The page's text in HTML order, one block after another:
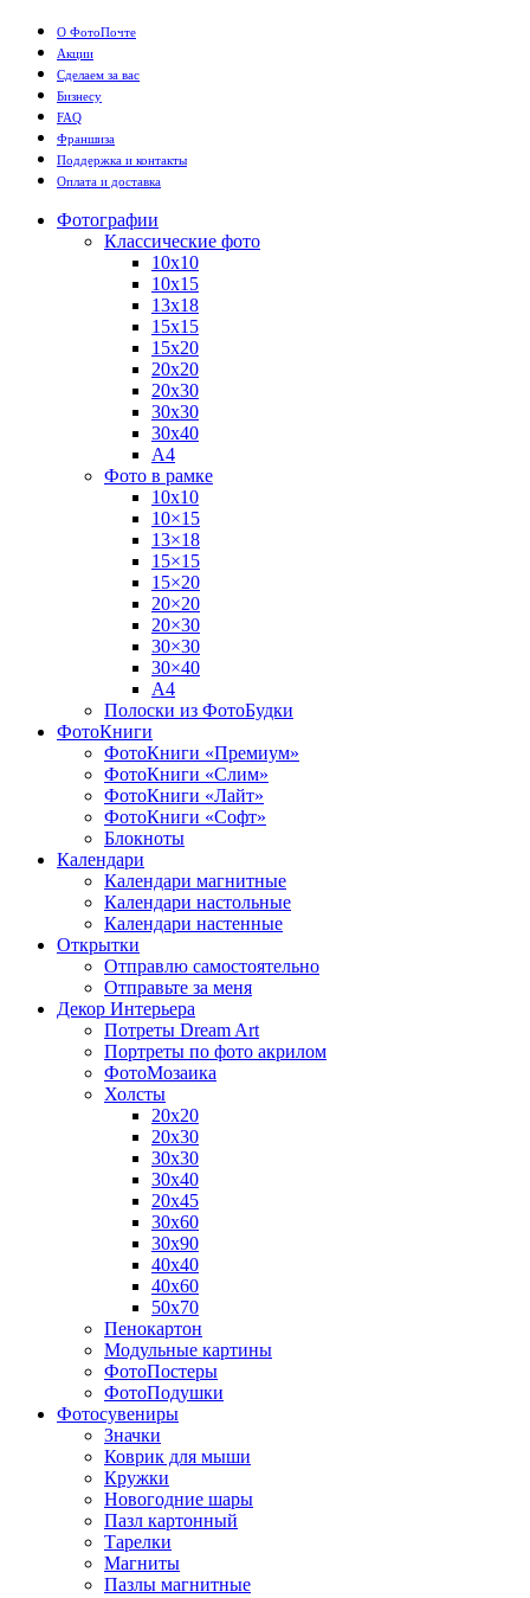
О ФотоПочте
Акции
Сделаем за вас
Бизнесу
FAQ
Франшиза
Поддержка и контакты
Оплата и доставка
Фотографии
Классические фото
10х10
10х15
13х18
15х15
15х20
20х20
20х30
30х30
30х40
А4
Фото в рамке
10х10
10×15
13×18
15×15
15×20
20×20
20×30
30×30
30×40
A4
Полоски из ФотоБудки
ФотоКниги
ФотоКниги «Премиум»
ФотоКниги «Слим»
ФотоКниги «Лайт»
ФотоКниги «Софт»
Блокноты
Календари
Календари магнитные
Календари настольные
Календари настенные
Открытки
Отправлю самостоятельно
Отправьте за меня
Декор Интерьера
Потреты Dream Art
Портреты по фото акрилом
ФотоМозаика
Холсты
20х20
20х30
30х30
30х40
20х45
30х60
30х90
40х40
40х60
50х70
Пенокартон
Модульные картины
ФотоПостеры
ФотоПодушки
Фотоcувениры
Значки
Коврик для мыши
Кружки
Новогодние шары
Пазл картонный
Тарелки
Магниты
Пазлы магнитные